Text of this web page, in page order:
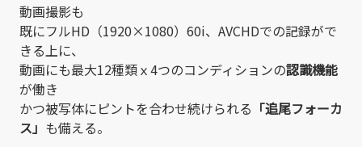
動画撮影も
既にフルHD（1920×1080）60i、AVCHDでの記録がで
きる上に、
動画にも最大12種類ｘ4つのコンディションの認識機能
が働き
かつ被写体にピントを合わせ続けられる 「追尾フォーカ
ス」 も備える。